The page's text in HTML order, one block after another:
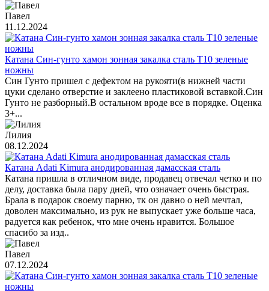
Павел
11.12.2024
Катана Син-гунто хамон зонная закалка сталь T10 зеленые
ножны
Син Гунто пришел с дефектом на рукояти(в нижней части
цуки сделано отверстие и заклеено пластиковой вставкой.Син
Гунто не разборный.В остальном вроде все в порядке. Оценка
3+...
Лилия
08.12.2024
Катана Adati Kimura анодированная дамасская сталь
Катана пришла в отличном виде, продавец отвечал четко и по
делу, доставка была пару дней, что означает очень быстрая.
Брала в подарок своему парню, тк он давно о ней мечтал,
доволен максимально, из рук не выпускает уже больше часа,
радуется как ребенок, что мне очень нравится. Большое
спасибо за изд..
Павел
07.12.2024